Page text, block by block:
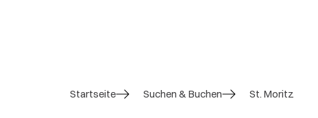
Startseite Suchen & Buchen St. Moritz